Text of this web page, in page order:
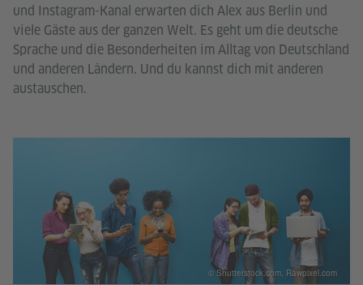
und Instagram-Kanal erwarten dich Alex aus Berlin und
viele Gäste aus der ganzen Welt. Es geht um die deutsche
Sprache und die Besonderheiten im Alltag von Deutschland
und anderen Ländern. Und du kannst dich mit anderen
austauschen.
© Shutterstock.com, Rawpixel.com